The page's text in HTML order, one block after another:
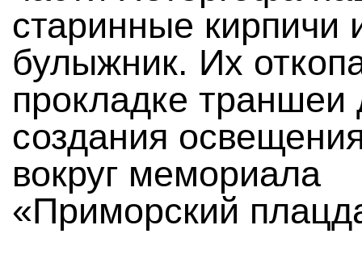
старинные кирпичи
булыжник. Их
прокладке траншеи
создания
вокруг мемориала
«Приморский